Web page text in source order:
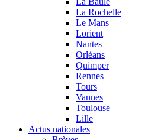
La Rochelle
Le Mans
Lorient
Nantes
Orléans
Quimper
Rennes
Tours
Vannes
Toulouse
Lille
Actus nationales